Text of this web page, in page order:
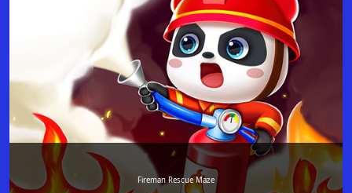
Fireman Rescue Maze